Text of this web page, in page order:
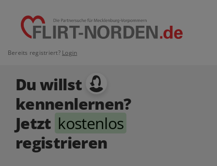
Bereits registriert? Login
Du willst
kennenlernen?
Jetzt kostenlos
registrieren